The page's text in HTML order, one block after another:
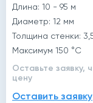
Длина: 10 - 95 м
Диаметр: 12 мм
Толщина стенки:
Максимум 150 °C
Оставьте заявку,
цену
Оставить заявку